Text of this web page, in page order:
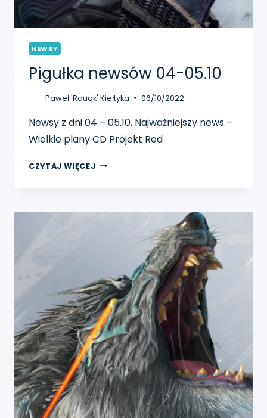
NEWSY
Pigułka newsów 04-05.10
Paweł 'Rauqk' Kiełtyka 06/10/2022
Newsy z dni 04 – 05.10, Najważniejszy news –
Wielkie plany CD Projekt Red
CZYTAJ WIĘCEJ PIGUŁKA